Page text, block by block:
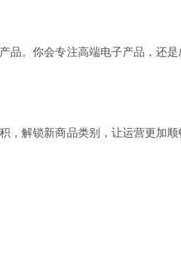
品。你会专注高端电子产品，还
，解锁新商品类别，让运营更加